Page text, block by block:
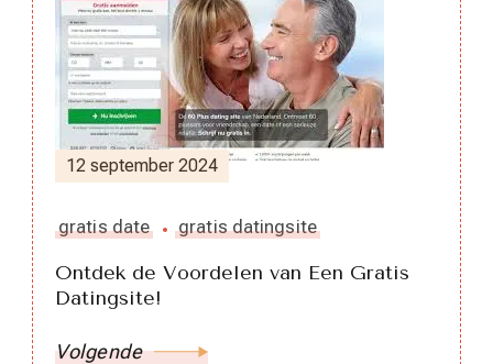
12 september 2024
gratis date gratis datingsite
Ontdek de Voordelen van Een Gratis
Datingsite!
Volgende